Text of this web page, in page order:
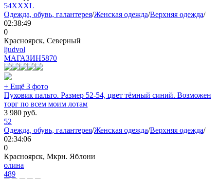
54XXXL
Одежда, обувь, галантерея/Женская одежда/Верхняя одежда/
02:38:49
0
Красноярск, Северный
ljudvol
МАГАЗИН5870
+ Ещё 3 фото
Пуховик пальто. Размер 52-54, цвет тёмный синий. Возможен
торг по всем моим лотам
3 980 руб.
52
Одежда, обувь, галантерея/Женская одежда/Верхняя одежда/
02:34:06
0
Красноярск, Мкрн. Яблони
олина
489